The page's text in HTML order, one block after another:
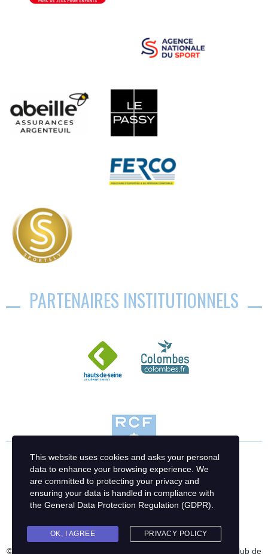
PARTENAIRES INSTITUTIONNELS
© 2023 Racing Club de France Football | Création : Racing Club de
This website uses cookies and asks your personal
data to enhance your browsing experience. We
are committed to protecting your privacy and
ensuring your data is handled in compliance with
the General Data Protection Regulation (GDPR)
OK, I AGREE PRIVACY POLICY